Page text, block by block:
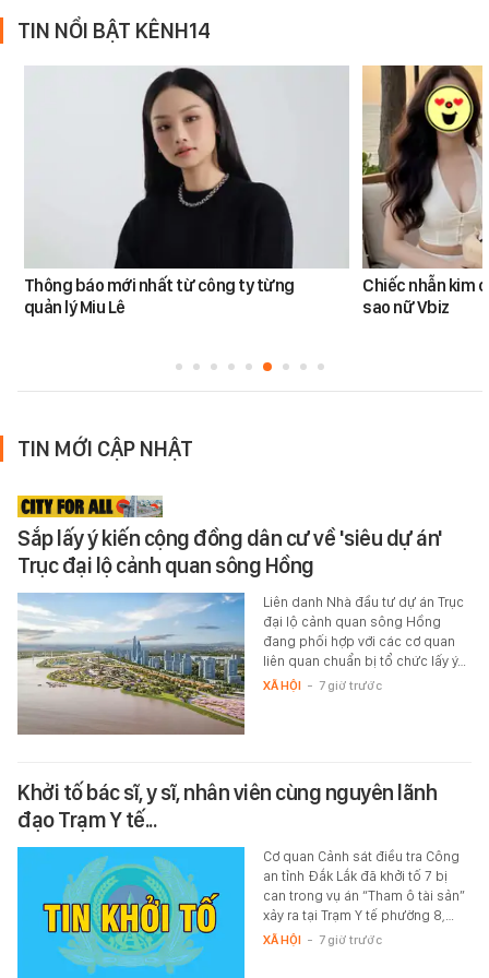
TIN NỔI BẬT KÊNH14
Thông báo mới nhất từ công ty từng
quản lý Miu Lê
Chiếc nhẫn kim
sao nữ Vbiz
TIN MỚI CẬP NHẬT
Sắp lấy ý kiến cộng đồng dân cư về 'siêu dự án'
Trục đại lộ cảnh quan sông Hồng
Liên danh Nhà đầu tư dự án Trục
đại lộ cảnh quan sông Hồng
đang phối hợp với các cơ quan
liên quan chuẩn bị tổ chức lấy ý…
XÃ HỘI - 7 giờ trước
Khởi tố bác sĩ, y sĩ, nhân viên cùng nguyên lãnh
đạo Trạm Y tế...
Cơ quan Cảnh sát điều tra Công
an tỉnh Đắk Lắk đã khởi tố 7 bị
can trong vụ án “Tham ô tài sản”
xảy ra tại Trạm Y tế phường 8,…
XÃ HỘI - 7 giờ trước